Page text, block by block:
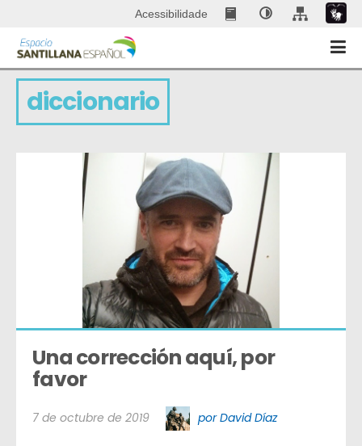
Acessibilidade
diccionario
Una corrección aquí, por
favor
7 de octubre de 2019 por David Díaz